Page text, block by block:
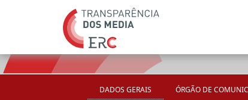
DADOS GERAIS ÓRGÃO DE